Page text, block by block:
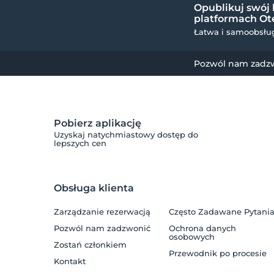
Opublikuj swój
platformach
Łatwa i
Pozwól nam
Pobierz aplikację
Uzyskaj natychmiastowy dostęp do
lepszych cen
Obsługa klienta
Zarządzanie rezerwacją
Pozwól nam zadzwonić
Zostań członkiem
Kontakt
Często Zadawane Pytania
Ochrona danych
osobowych
Przewodnik po procesie